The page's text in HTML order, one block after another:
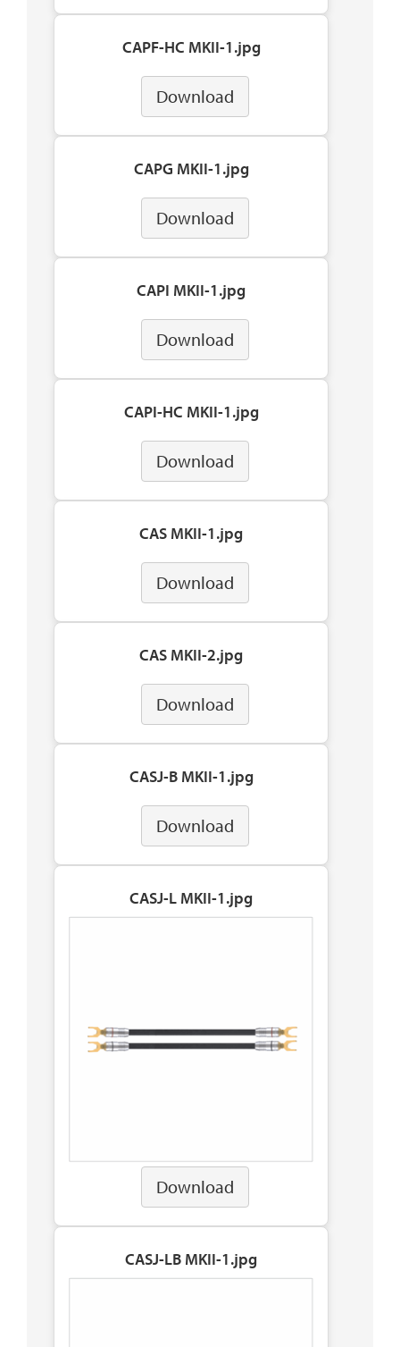
CAPF-HC MKII-1.jpg
Download
CAPG MKII-1.jpg
Download
CAPI MKII-1.jpg
Download
CAPI-HC MKII-1.jpg
Download
CAS MKII-1.jpg
Download
CAS MKII-2.jpg
Download
CASJ-B MKII-1.jpg
Download
CASJ-L MKII-1.jpg
Download
CASJ-LB MKII-1.jpg